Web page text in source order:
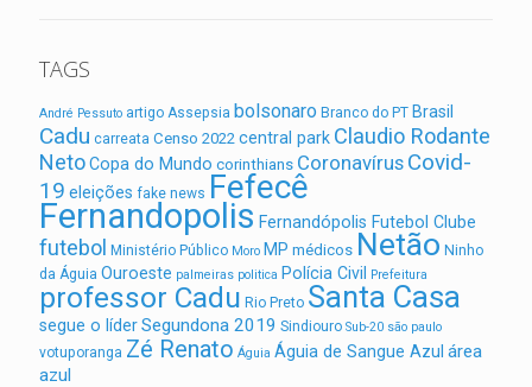
TAGS
André Pessuto artigo Assepsia bolsonaro Branco do PT Brasil
Cadu carreata Censo 2022 central park Claudio Rodante
NetoCopa do Mundo corinthians Coronavírus Covid-
19 eleições fake news Fefecê
Fernandopolis Fernandópolis Futebol Clube
futebol Ministério Público Moro MP médicos Netão Ninho
da Águia Ouroeste palmeiras politica Polícia Civil Prefeitura
professor Cadu Rio Preto Santa Casa
segue o líderSegundona 2019 Sindiouro Sub-20 são paulo
votuporanga Zé Renato Águia Águia de Sangue Azul área
azul